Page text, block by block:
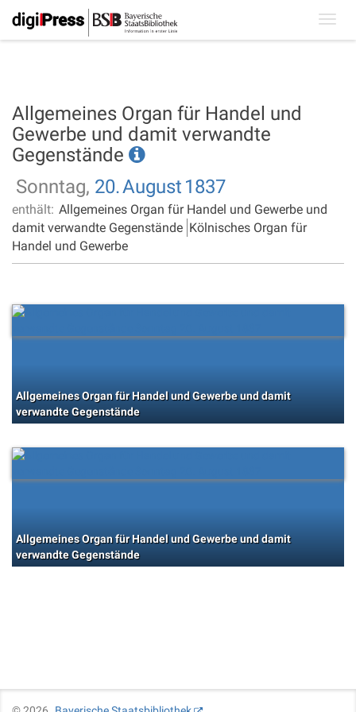
Allgemeines Organ für Handel und
Gewerbe und damit verwandte
Gegenstände
Sonntag, 20.August 1837
enthält: Allgemeines Organ für Handel und Gewerbe und
damit verwandte Gegenstände Kölnisches Organ für
Handel und Gewerbe
Allgemeines Organ für Handel und Gewerbe und damit
verwandte Gegenstände
Allgemeines Organ für Handel und Gewerbe und damit
verwandte Gegenstände